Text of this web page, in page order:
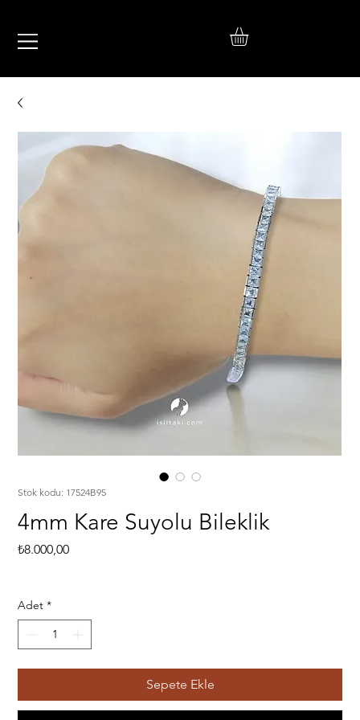
TAKI
Stok kodu: 17524B95
4mm Kare Suyolu Bileklik
₺8.000,00Fiyat
Adet *
Sepete Ekle